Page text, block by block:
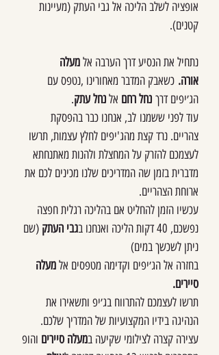
אופציה לשלב הליכה אל גבי העתק (מעיינות
קטנים).
נתחיל את הנסיע דרך הערבה אלמעלה
אורה. כשאבק המדבר מאחורינו ,נטפס עם
הג׳יפים דרך נחלרחם אלנחל עתק.
עוד לפני ששמנו לב, אנחנו כבר בהפסקת
צהריים. נרד קצת מהג'יפים לחלץ עצמות, תרשו
לעצמכם להזרק על המחצלת ולהנות מאתנחתא
מדברית בזמן שה המדריכים שלנו מכינים לכם את
ארוחת הצהריים.
עכשיו הזמן להחליט אם בהליכה רגלית חפצה
נפשכם, 40 דקות הליכה ואנחנו ב
גבי העתק (שם
ניתן לשכשך במים)
בחזרה אל הג׳יפים וקדימה מטפסים אלמעלה
סיירים.
תרשו לעצמכם להתרווח בג׳יפ ותשאירו את
הנהיגה בידיו המקצועיות של המדריך שלכם.
עצירה קצרה לצילומי שקיעה במעלה סיירים והופ